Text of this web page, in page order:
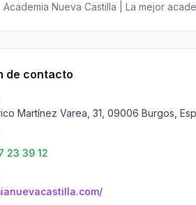
Nueva Castilla | La mejor
de contacto
Martínez Varea, 31, 09006 Burgos,
23 39 12